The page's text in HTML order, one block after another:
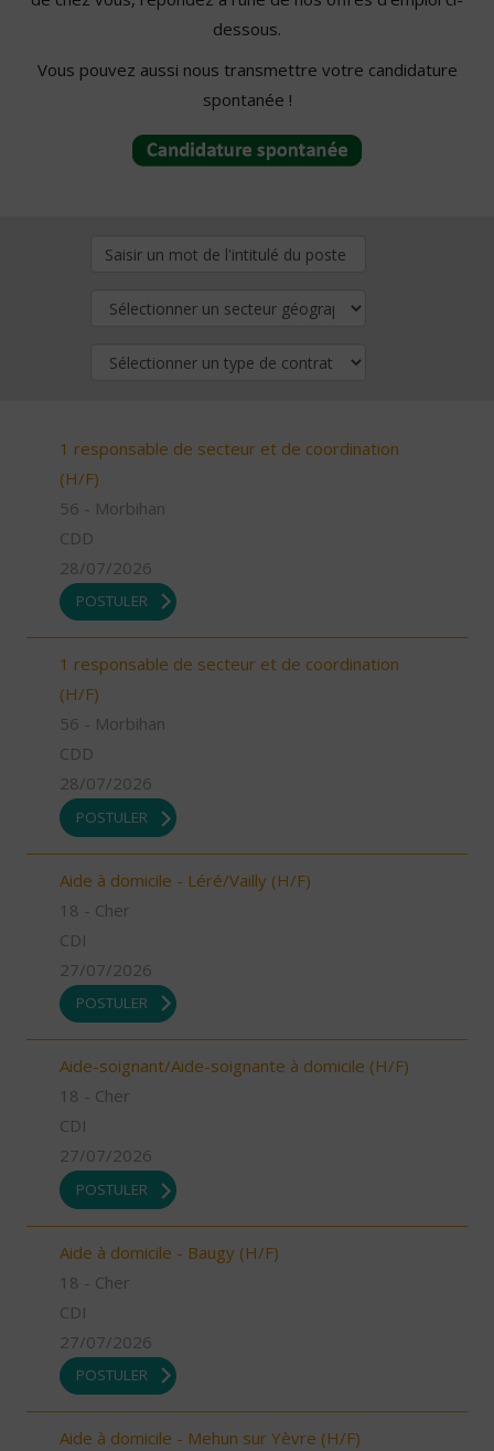
dessous.
Vous pouvez aussi nous transmettre votre candidature
spontanée !
1 responsable de secteur et de coordination
(H/F)
56 - Morbihan
CDD
28/07/2026
POSTULER
1 responsable de secteur et de coordination
(H/F)
56 - Morbihan
CDD
28/07/2026
POSTULER
Aide à domicile - Léré/Vailly (H/F)
18 - Cher
CDI
27/07/2026
POSTULER
Aide-soignant/Aide-soignante à domicile (H/F)
18 - Cher
CDI
27/07/2026
POSTULER
Aide à domicile - Baugy (H/F)
18 - Cher
CDI
27/07/2026
POSTULER
Aide à domicile - Mehun sur Yèvre (H/F)